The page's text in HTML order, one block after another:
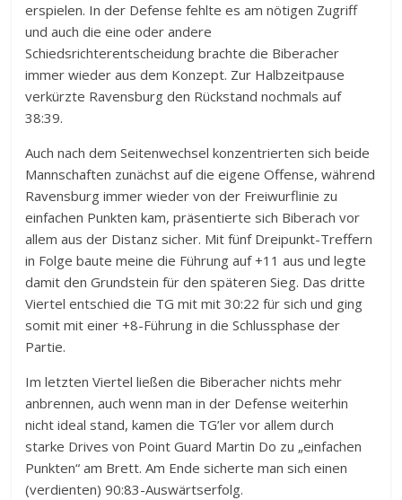
erspielen. In der Defense fehlte es am nötigen Zugriff
und auch die eine oder andere
Schiedsrichterentscheidung brachte die Biberacher
immer wieder aus dem Konzept. Zur Halbzeitpause
verkürzte Ravensburg den Rückstand nochmals auf
38:39.
Auch nach dem Seitenwechsel konzentrierten sich beide
Mannschaften zunächst auf die eigene Offense, während
Ravensburg immer wieder von der Freiwurflinie zu
einfachen Punkten kam, präsentierte sich Biberach vor
allem aus der Distanz sicher. Mit fünf Dreipunkt-Treffern
in Folge baute meine die Führung auf +11 aus und legte
damit den Grundstein für den späteren Sieg. Das dritte
Viertel entschied die TG mit mit 30:22 für sich und ging
somit mit einer +8-Führung in die Schlussphase der
Partie.
Im letzten Viertel ließen die Biberacher nichts mehr
anbrennen, auch wenn man in der Defense weiterhin
nicht ideal stand, kamen die TG’ler vor allem durch
starke Drives von Point Guard Martin Do zu „einfachen
Punkten“ am Brett. Am Ende sicherte man sich einen
(verdienten) 90:83-Auswärtserfolg.